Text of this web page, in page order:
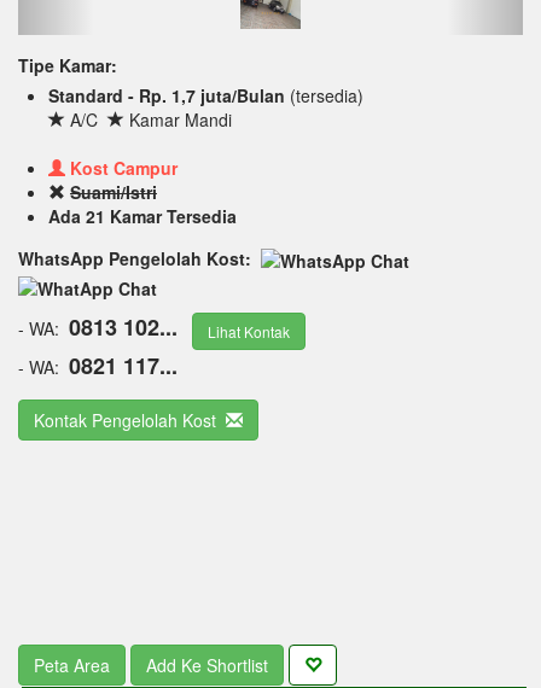
Tipe Kamar:
Standard - Rp. 1,7 juta/Bulan (tersedia)
A/C
Kamar Mandi
Kost Campur
Suami/Istri
Ada 21 Kamar Tersedia
WhatsApp Pengelolah Kost:
- WA: 0813 102... Lihat Kontak
- WA: 0821 117...
Kontak Pengelolah Kost
Peta Area Add Ke Shortlist